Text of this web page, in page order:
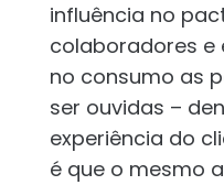
influência no
colaboradores e
no consumo as
ser ouvidas –
experiência do
é que o mesmo